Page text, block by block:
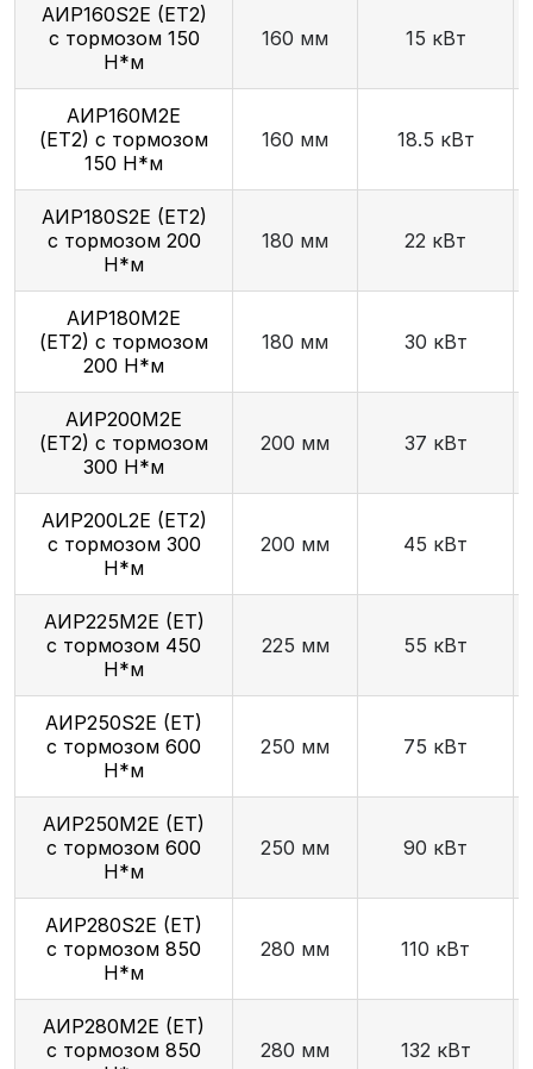
АИР160S2E (ET2)
с тормозом 150
Н*м
160 мм 15 кВт
АИР160М2E
(ET2) с тормозом
150 Н*м
160 мм 18.5 кВт
АИР180S2E (ET2)
с тормозом 200
Н*м
180 мм 22 кВт
АИР180М2E
(ET2) с тормозом
200 Н*м
180 мм 30 кВт
АИР200М2E
(ET2) с тормозом
300 Н*м
200 мм 37 кВт
АИР200L2E (ET2)
с тормозом 300
Н*м
200 мм 45 кВт
АИР225М2E (ET)
с тормозом 450
Н*м
225 мм 55 кВт
АИР250S2E (ET)
с тормозом 600
Н*м
250 мм 75 кВт
АИР250М2E (ET)
с тормозом 600
Н*м
250 мм 90 кВт
АИР280S2E (ET)
с тормозом 850
Н*м
280 мм 110 кВт
АИР280М2E (ET)
с тормозом 850
280 мм 132 кВт